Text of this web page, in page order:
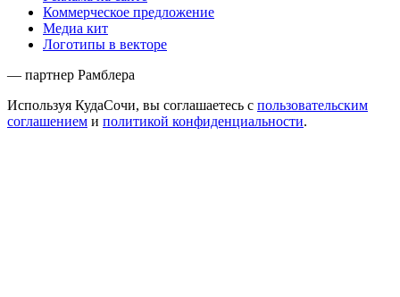
Коммерческое предложение
Медиа кит
Логотипы в векторе
— партнер Рамблера
Используя КудаСочи, вы соглашаетесь с пользовательским
соглашением и политикой конфиденциальности.